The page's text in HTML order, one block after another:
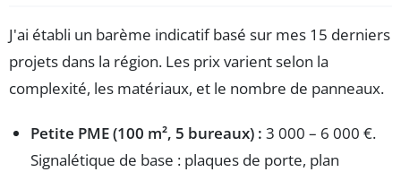
J'ai établi un barème indicatif basé sur mes 15 derniers
projets dans la région. Les prix varient selon la
complexité, les matériaux, et le nombre de panneaux.
Petite PME (100 m², 5 bureaux) : 3 000 – 6 000 €.
Signalétique de base : plaques de porte, plan